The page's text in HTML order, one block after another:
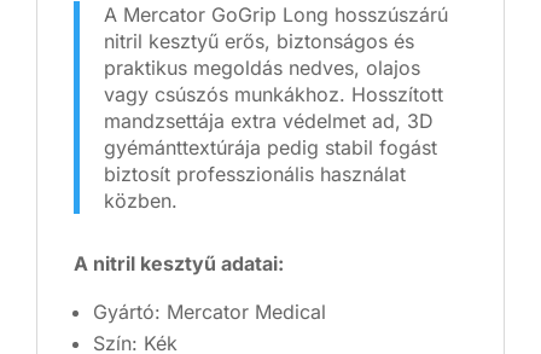
A Mercator GoGrip Long hosszúszárú
nitril kesztyű erős, biztonságos és
praktikus megoldás nedves, olajos
vagy csúszós munkákhoz. Hosszított
mandzsettája extra védelmet ad, 3D
gyémánttextúrája pedig stabil fogást
biztosít professzionális használat
közben.
A nitril kesztyű adatai:
Gyártó: Mercator Medical
Szín: Kék